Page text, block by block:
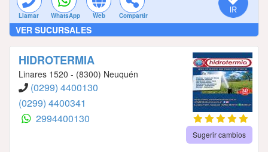
Llamar WhatsApp Web Compartir
VER SUCURSALES
HIDROTERMIA
Linares 1520 - (8300) Neuquén
(0299) 4400130
(0299) 4400341
2994400130
Sugerir cambios